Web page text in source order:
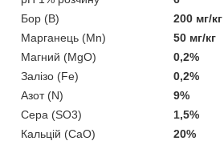
Бор (В)
200 мг/кг
Марганець (Mn)
50 мг/кг
Магний (MgO)
0,2%
Залізо (Fe)
0,2%
Азот (N)
9%
Сера (SO3)
1,5%
Кальцій (СаО)
20%